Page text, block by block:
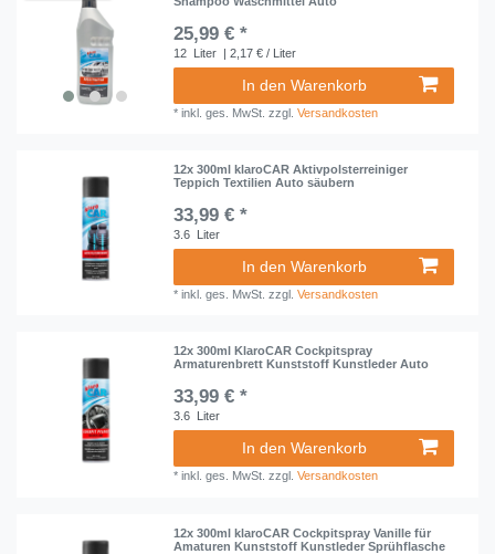
25,99 € *
12 Liter | 2,17 € / Liter
In den Warenkorb
*inkl. ges. MwSt. zzgl.Versandkosten
12x 300ml klaroCAR Aktivpolsterreiniger
Teppich Textilien Auto säubern
33,99 € *
3.6 Liter
In den Warenkorb
*inkl. ges. MwSt. zzgl.Versandkosten
12x 300ml KlaroCAR Cockpitspray
Armaturenbrett Kunststoff Kunstleder Auto
33,99 € *
3.6 Liter
In den Warenkorb
*inkl. ges. MwSt. zzgl.Versandkosten
12x 300ml klaroCAR Cockpitspray Vanille für
Amaturen Kunststoff Kunstleder Sprühflasche